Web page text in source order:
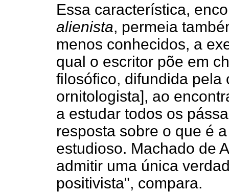
Essa característica,
alienista, permeia
menos conhecidos, a
qual o escritor põe em
filosófico, difundida pela
ornitologista], ao
a estudar todos os
resposta sobre o que é
estudioso. Machado de
admitir uma única
positivista", compara.